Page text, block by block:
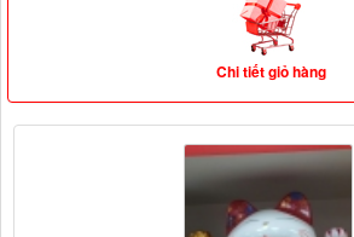
Chi tiết giỏ hàng